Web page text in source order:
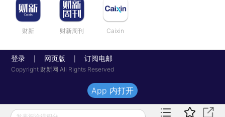
财新 财新周刊 Caixin
登录 网页版 订阅电邮
Copyright 财新网 All Rights Reserved
App 内打开